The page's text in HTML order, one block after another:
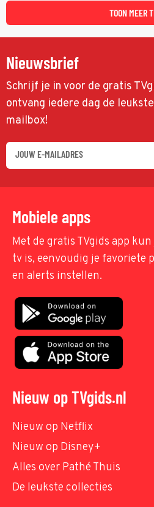
TOON MEER
Nieuwsbrief
Schrijf je in voor de gratis
ontvang iedere dag de
mailbox!
Mobiele apps
Met de gratis TVgids app
tv is, eenvoudig je favoriete
en alerts instellen.
Nieuw op TVgids.nl
Nieuw op Netflix
Nieuw op Disney+
Alles over Pathé Thuis
De leukste collecties